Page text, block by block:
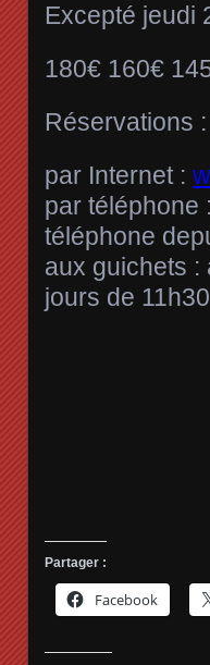
Excepté jeudi
180€ 160€
Réservations :
par Internet :
par téléphone
téléphone
aux guichets :
jours de
Partager :
Facebook